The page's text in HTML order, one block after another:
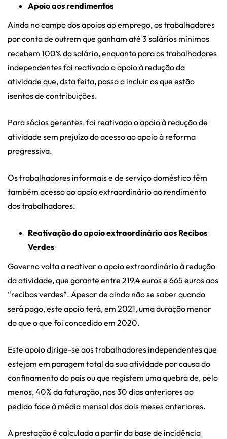
Apoio aos rendimentos
Ainda no campo dos apoios ao emprego, os trabalhadores
por conta de outrem que ganham até 3 salários mínimos
recebem 100% do salário, enquanto para os trabalhadores
independentes foi reativado o apoio à redução da
atividade que, dsta feita, passa a incluir os que estão
isentos de contribuições.
Para sócios gerentes, foi reativado o apoio à redução de
atividade sem prejuízo do acesso ao apoio à reforma
progressiva.
Os trabalhadores informais e de serviço doméstico têm
também acesso ao apoio extraordinário ao rendimento
dos trabalhadores.
Reativação do apoio extraordinário aos Recibos
Verdes
Governo volta a reativar o apoio extraordinário à redução
da atividade, que garante entre 219,4 euros e 665 euros aos
“recibos verdes”. Apesar de ainda não se saber quando
será pago, este apoio terá, em 2021, uma duração menor
do que o que foi concedido em 2020.
Este apoio dirige-se aos trabalhadores independentes que
estejam em paragem total da sua atividade por causa do
confinamento do país ou que registem uma quebra de, pelo
menos, 40% da faturação, nos 30 dias anteriores ao
pedido face à média mensal dos dois meses anteriores.
A prestação é calculada a partir da base de incidência